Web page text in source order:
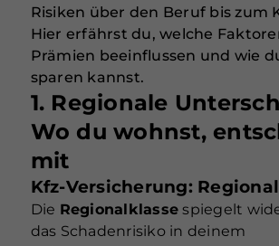
Risiken über den Beruf bis zum
Hier erfährst du, welche
Prämien beeinflussen und wie
sparen kannst.
1. Regionale
Wo du wohnst,
mit
Kfz-Versicherung:
Die Regionalklasse spiegelt
das Schadenrisiko in deinem